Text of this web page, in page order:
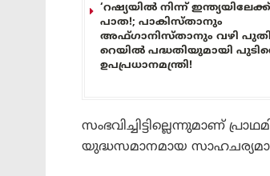
‘റഷ്യയിൽ നിന്ന്
പാത!; പാകിസ്താനും
അഫ്ഗാനിസ്താനും വഴി
റെയിൽ പദ്ധതിയുമായി
ഉപപ്രധാനമന്ത്രി!
സംഭവിച്ചിട്ടില്ലെന്നുമാണ്
യുദ്ധസമാനമായ